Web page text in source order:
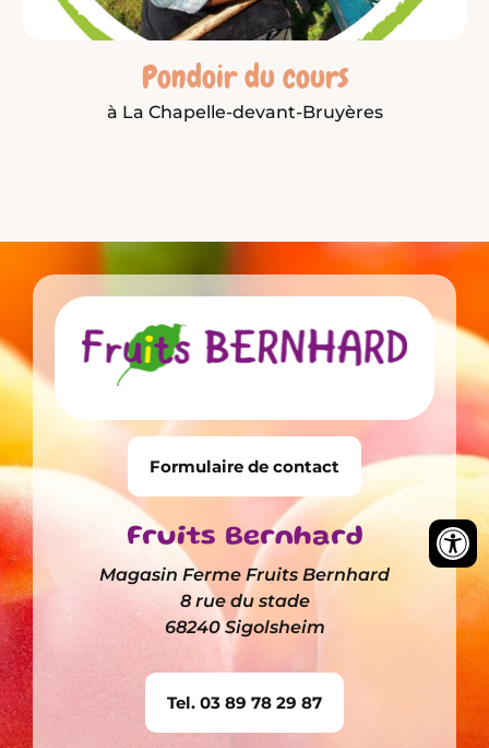
Pondoir du cours
à La Chapelle-devant-Bruyères
Formulaire de contact
Fruits Bernhard
Magasin Ferme Fruits Bernhard
8 rue du stade
68240 Sigolsheim
Tel. 03 89 78 29 87